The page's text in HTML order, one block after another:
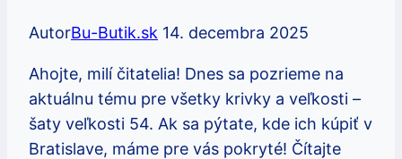
AutorBu-Butik.sk 14. decembra 2025
Ahojte, milí čitatelia! Dnes sa pozrieme na
aktuálnu tému pre všetky krivky a veľkosti –
šaty veľkosti 54. Ak sa pýtate, kde ich kúpiť v
Bratislave, máme pre vás pokryté! Čítajte